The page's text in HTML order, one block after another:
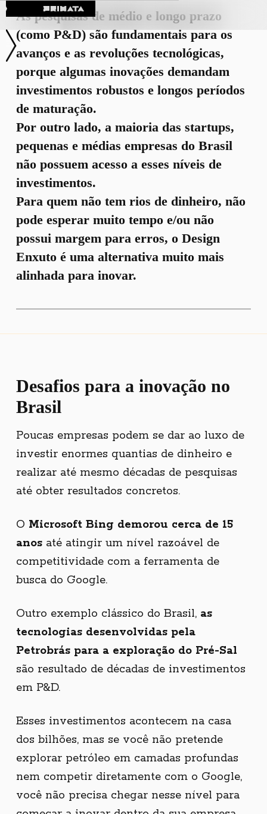
Blog
As pesquisas de médio e longo prazo
(como P&D) são fundamentais para os
avanços e as revoluções tecnológicas,
porque algumas inovações demandam
investimentos robustos e longos períodos
de maturação.
Por outro lado, a maioria das startups,
pequenas e médias empresas do Brasil
não possuem acesso a esses níveis de
investimentos.
Para quem não tem rios de dinheiro, não
pode esperar muito tempo e/ou não
possui margem para erros, o Design
Enxuto é uma alternativa muito mais
alinhada para inovar.
Desafios para a inovação no
Brasil
Poucas empresas podem se dar ao luxo de
investir enormes quantias de dinheiro e
realizar até mesmo décadas de pesquisas
até obter resultados concretos.
O Microsoft Bing demorou cerca de 15
anosaté atingir um nível razoável de
competitividade com a ferramenta de
busca do Google.
Outro exemplo clássico do Brasil, as
tecnologias desenvolvidas pela
Petrobrás para a exploração do Pré-Sal
são resultado de décadas de investimentos
em P&D.
Esses investimentos acontecem na casa
dos bilhões, mas se você não pretende
explorar petróleo em camadas profundas
nem competir diretamente com o Google,
você não precisa chegar nesse nível para